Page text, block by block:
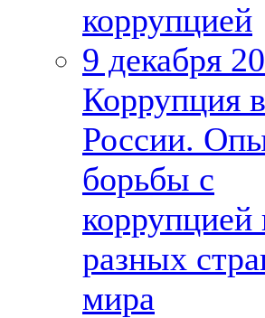
коррупцией
9 декабря
Коррупция в
России.
борьбы с
коррупцией
разных
мира